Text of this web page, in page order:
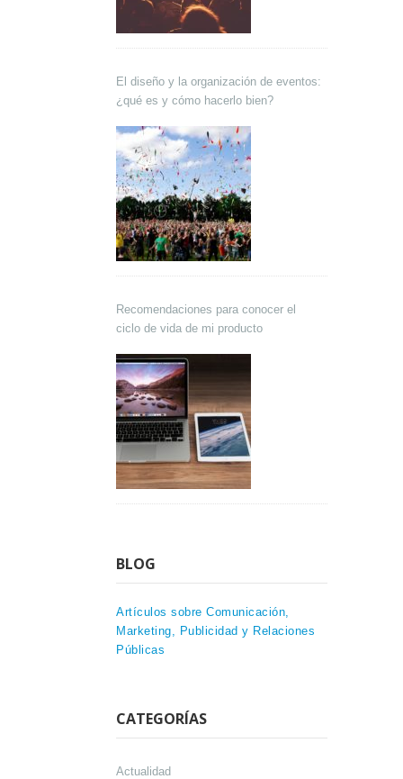
El diseño y la organización de eventos:
¿qué es y cómo hacerlo bien?
Recomendaciones para conocer el
ciclo de vida de mi producto
BLOG
Artículos sobre Comunicación,
Marketing, Publicidad y Relaciones
Públicas
CATEGORÍAS
Actualidad